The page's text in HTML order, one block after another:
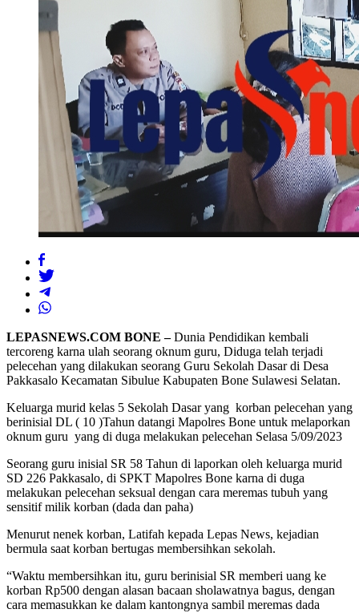
LEPASNEWS.COM BONE –Dunia Pendidikan kembali
tercoreng karna ulah seorang oknum guru, Diduga telah terjadi
pelecehan yang dilakukan seorang Guru Sekolah Dasar di Desa
Pakkasalo Kecamatan Sibulue Kabupaten Bone Sulawesi Selatan.
Keluarga murid kelas 5 Sekolah Dasar yang korban pelecehan yang
berinisial DL ( 10 )Tahun datangi Mapolres Bone untuk melaporkan
oknum guru yang di duga melakukan pelecehan Selasa 5/09/2023
Seorang guru inisial SR 58 Tahun di laporkan oleh keluarga murid
SD 226 Pakkasalo, di SPKT Mapolres Bone karna di duga
melakukan pelecehan seksual dengan cara meremas tubuh yang
sensitif milik korban (dada dan paha)
Menurut nenek korban, Latifah kepada Lepas News, kejadian
bermula saat korban bertugas membersihkan sekolah.
“Waktu membersihkan itu, guru berinisial SR memberi uang ke
korban Rp500 dengan alasan bacaan sholawatnya bagus, dengan
cara memasukkan ke dalam kantongnya sambil meremas dada